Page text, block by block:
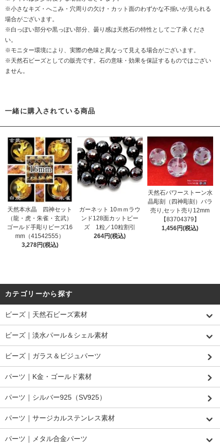
※小さなキズ・へこみ・穴周りの欠け・カット面のわずかな不揃いが見られる
場合がございます。
※白っぽい部分や黒っぽい部分、曇り感は天然石の特性としてご了承くださ
い。
※モニター環境により、実際の色味と異なって見える場合がございます。
※天然石ビーズとしての販売です。石の意味・効果を保証するものではござい
ません。
一緒に購入されている商品
天然本水晶 四神セット
（龍・虎・朱雀・玄武）
ゴールド手彫りビーズ16
mm（41542555）
3,278円(税込)
ガーネット 10ｍｍラウ
ンド128面カットビー
ズ 1粒／10粒割引
264円(税込)
天然石パワーストーン水
晶彫刻（四神彫刻）バラ
売り,セット売り12mm
【83704379】
1,456円(税込)
カテゴリーから探す
ビーズ｜天然石ビーズ素材
ビーズ｜淡水パール＆シェル素材
ビーズ｜ガラス＆ビジュパーツ
パーツ｜K金・ゴールド素材
パーツ｜シルバー925（SV925）
パーツ｜サージカルステンレス素材
パーツ｜メタル合金パーツ